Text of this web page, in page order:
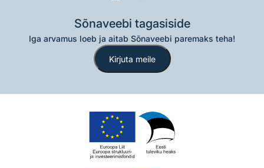
Sõnaveebi tagasiside
Iga arvamus loeb ja aitab Sõnaveebi paremaks teha!
Kirjuta meile